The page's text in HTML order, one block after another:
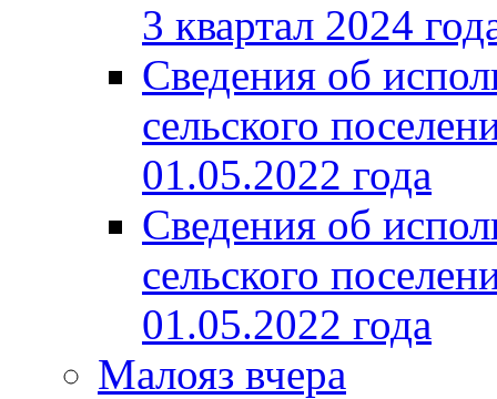
3 квартал 2024
Сведения об
сельского
01.05.2022 года
Сведения об
сельского
01.05.2022 года
Малояз вчера